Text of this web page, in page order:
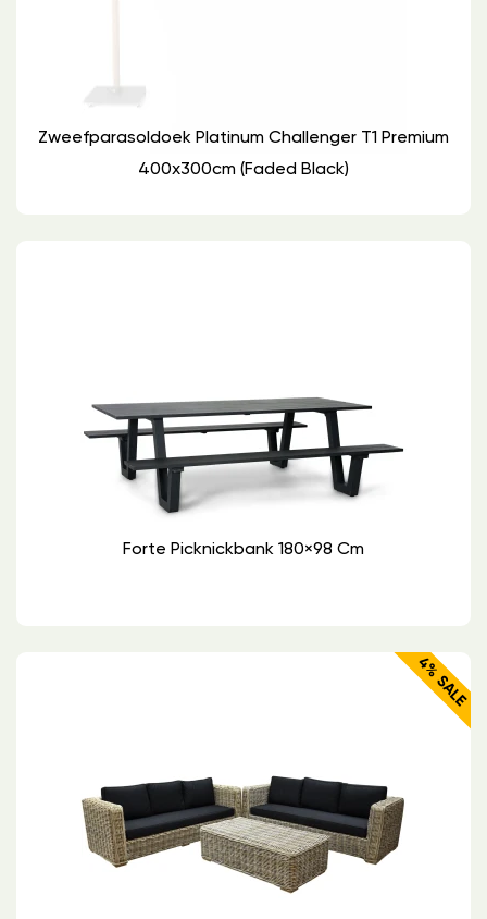
Zweefparasoldoek Platinum Challenger T1 Premium
400x300cm (Faded Black)
Forte Picknickbank 180×98 Cm
4% SALE